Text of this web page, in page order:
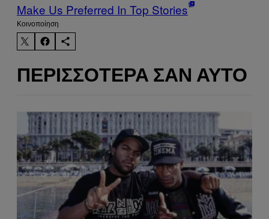
Make Us Preferred In Top Stories
Kοινοποίηση
ΠΕΡΙΣΣΌΤΕΡΑ ΣΑΝ ΑΥΤΌ